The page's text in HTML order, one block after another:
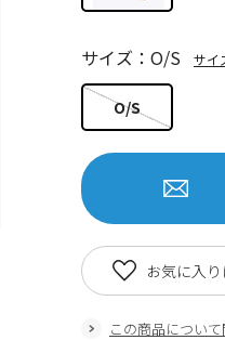
O/S
サイズ：O/S サイ
この商品につい
お気に入